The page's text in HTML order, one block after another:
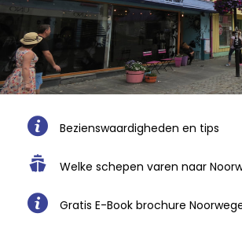
Bezienswaardigheden en tips
Welke schepen varen naar
Gratis E-Book brochure